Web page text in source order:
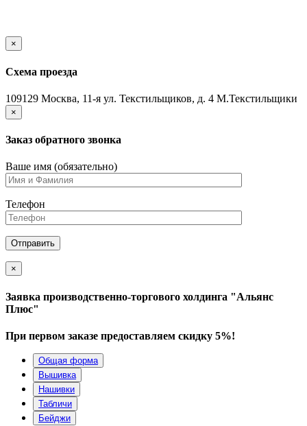
×
Схема проезда
109129 Москва, 11-я ул. Текстильщиков, д. 4 М.Текстильщики
×
Заказ обратного звонка
Ваше имя (обязательно)
Телефон
×
Заявка производственно-торгового холдинга "Альянс
Плюс"
При первом заказе предоставляем скидку 5%!
Общая форма
Вышивка
Нашивки
Табличи
Бейджи